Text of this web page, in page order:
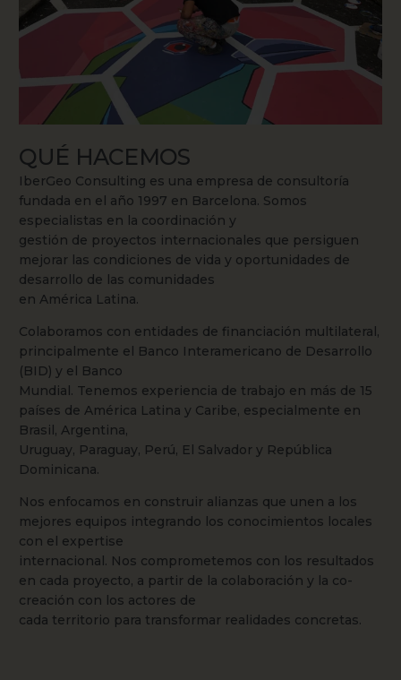
QUÉ HACEMOS
IberGeo Consulting es una empresa de consultoría
fundada en el año 1997 en Barcelona. Somos
especialistas en la coordinación y
gestión de proyectos internacionales que persiguen
mejorar las condiciones de vida y oportunidades de
desarrollo de las comunidades
en América Latina.
Colaboramos con entidades de financiación multilateral,
principalmente el Banco Interamericano de Desarrollo
(BID) y el Banco
Mundial. Tenemos experiencia de trabajo en más de 15
países de América Latina y Caribe, especialmente en
Brasil, Argentina,
Uruguay, Paraguay, Perú, El Salvador y República
Dominicana.
Nos enfocamos en construir alianzas que unen a los
mejores equipos integrando los conocimientos locales
con el expertise
internacional. Nos comprometemos con los resultados
en cada proyecto, a partir de la colaboración y la co-
creación con los actores de
cada territorio para transformar realidades concretas.